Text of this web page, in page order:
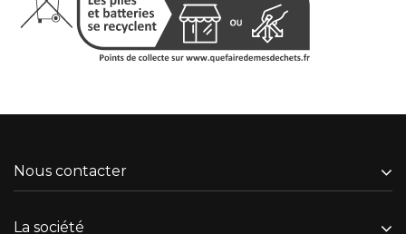
Nous contacter
La société